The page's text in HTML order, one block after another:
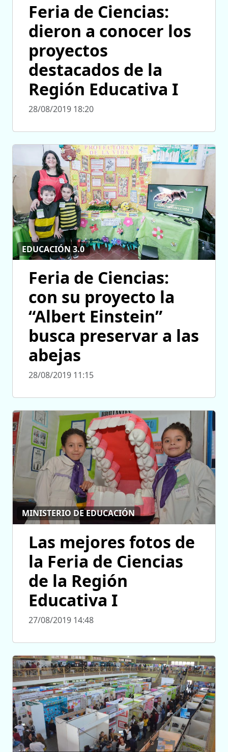
Feria de Ciencias:
dieron a conocer los
proyectos
destacados de la
Región Educativa I
28/08/2019 18:20
EDUCACIÓN 3.0
Feria de Ciencias:
con su proyecto la
“Albert Einstein”
busca preservar a las
abejas
28/08/2019 11:15
MINISTERIO DE EDUCACIÓN
Las mejores fotos de
la Feria de Ciencias
de la Región
Educativa I
27/08/2019 14:48